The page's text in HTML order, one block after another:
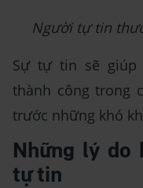
Người tự tin
Sự tự tin sẽ giúp
thành công trong
trước những khó
Những lý do
tự tin